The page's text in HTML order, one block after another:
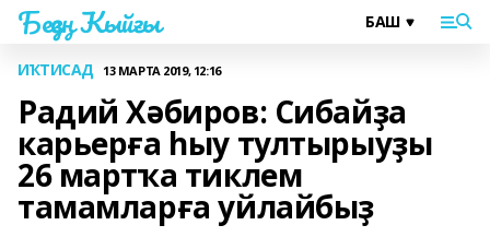
Беҙҙең Ҡыйғы
ИҠТИСАД 13 МАРТА 2019, 12:16
Радий Хәбиров: Сибайҙа
карьерға һыу тултырыуҙы
26 мартҡа тиклем
тамамларға уйлайбыҙ